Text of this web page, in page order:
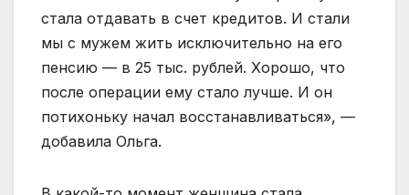
стала отдавать в счет кредитов. И стали
мы с мужем жить исключительно на его
пенсию — в 25 тыс. рублей. Хорошо, что
после операции ему стало лучше. И он
потихоньку начал восстанавливаться», —
добавила Ольга.